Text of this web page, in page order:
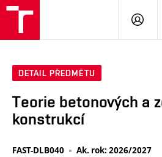
DETAIL PŘEDMĚTU
Teorie betonových a
konstrukcí
FAST-DLB040 Ak. rok: 2026/2027